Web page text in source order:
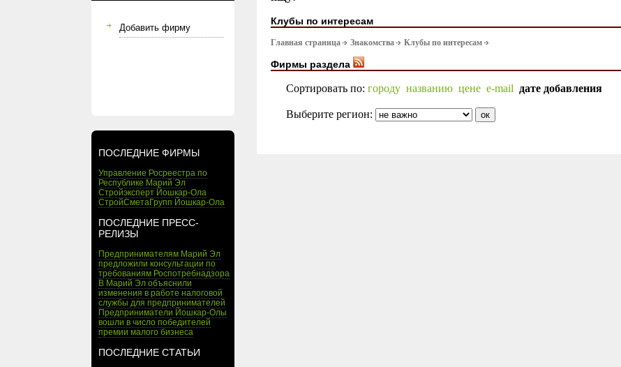
Добавить фирму
ПОСЛЕДНИЕ ФИРМЫ
Управление Росреестра по
Республике Марий Эл
Стройэксперт Йошкар-Ола
СтройСметаГрупп Йошкар-Ола
ПОСЛЕДНИЕ ПРЕСС-
РЕЛИЗЫ
Предпринимателям Марий Эл
предложили консультации по
требованиям Роспотребнадзора
В Марий Эл объяснили
изменения в работе налоговой
службы для предпринимателей
Предприниматели Йошкар-Олы
вошли в число победителей
премии малого бизнеса
ПОСЛЕДНИЕ СТАТЬИ
Клубы по интересам
Главная страница Знакомства Клубы по интересам
Фирмы раздела
Сортировать по: городу названию цене e-mail дате добавления
Выберите регион: